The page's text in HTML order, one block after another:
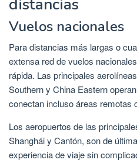
distancias
Vuelos nacionales
Para distancias más largas o
extensa red de vuelos
rápida. Las principales
Southern y China Eastern
conectan incluso áreas remotas
Los aeropuertos de las
Shanghái y Cantón, son de
experiencia de viaje sin